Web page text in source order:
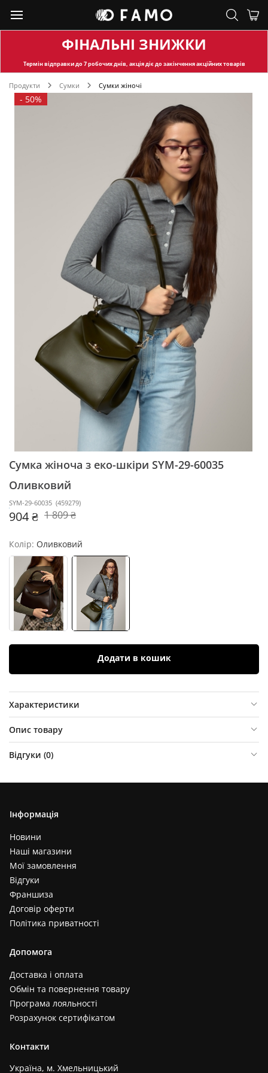
ФІНАЛЬНІ ЗНИЖКИ
Термін відправкидо 7 робочих днів, акція діє до закінчення акційних товарів
Продукти Сумки Сумки жіночі
- 50%
Сумка жіноча з еко-шкіри SYM-29-60035
Оливковий
SYM-29-60035 (459279)
904 ₴ 1 809 ₴
Колір: Оливковий
Додати в кошик
Характеристики
Опис товару
Відгуки (0)
Інформація
Новини
Наші магазини
Мої замовлення
Відгуки
Франшиза
Договір оферти
Політика приватності
Допомога
Доставка і оплата
Обмін та повернення товару
Програма лояльності
Розрахунок сертифікатом
Контакти
Україна, м. Хмельницький